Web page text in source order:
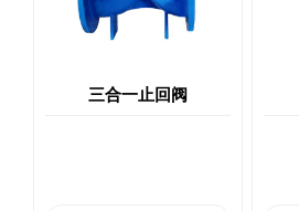
三合一止回阀